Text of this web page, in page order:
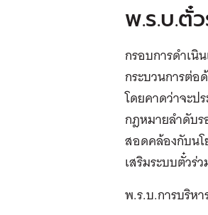
พ.ร.บ.ตั๋
กรอบการดำเนิ
กระบวนการต่
โดยคาดว่าจะป
กฎหมายลำดับร
สอดคล้องกับน
เสริมระบบตั๋วร่
พ.ร.บ.การบริห